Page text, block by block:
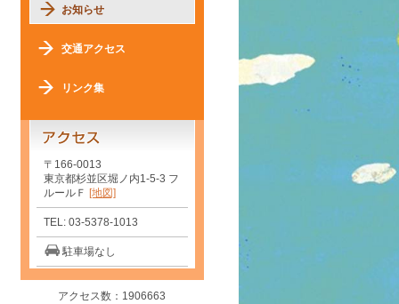
お知らせ
交通アクセス
リンク集
〒166-0013
東京都杉並区堀ノ内1-5-3 フ
ルールＦ [地図]
TEL: 03-5378-1013
駐車場なし
アクセス数：1906663